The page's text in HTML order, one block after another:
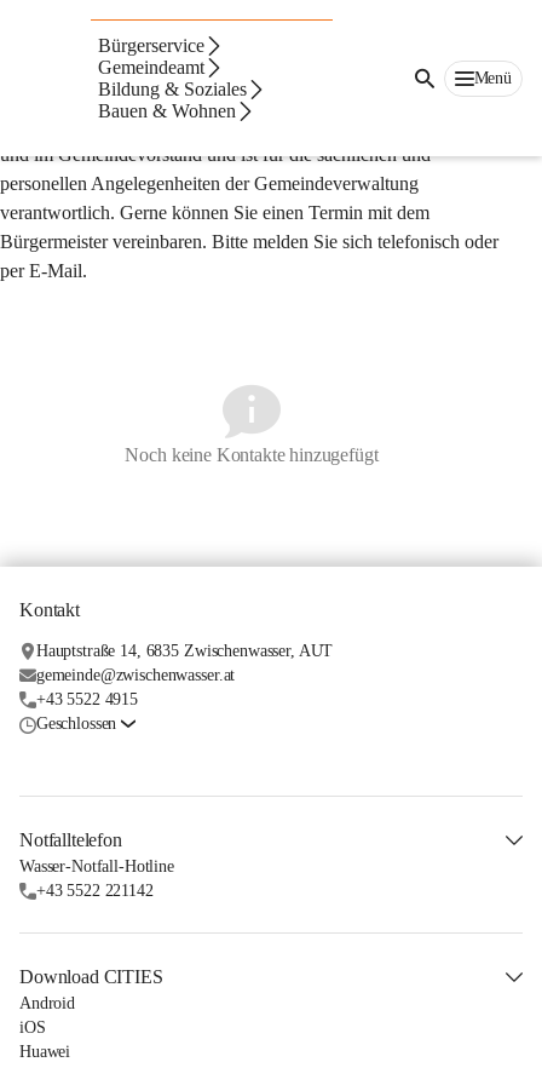
Bürgerservice
Gemeindeamt
Bildung & Soziales
Bauen & Wohnen
Menü
Bürgermeister
Der Bürgermeister wird direkt von den Gemeindebürgerinnen
und Gemeindebürgern gewählt. Er vertritt die Gemeinde nach
innen und außen, führt den Vorsitz in der Gemeindevertretung
und im Gemeindevorstand und ist für die sachlichen und
personellen Angelegenheiten der Gemeindeverwaltung
verantwortlich. Gerne können Sie einen Termin mit dem
Bürgermeister vereinbaren. Bitte melden Sie sich telefonisch oder
per E-Mail.
Noch keine Kontakte hinzugefügt
Kontakt
Hauptstraße 14, 6835 Zwischenwasser, AUT
gemeinde@zwischenwasser.at
+43 5522 4915
Geschlossen
Notfalltelefon
Wasser-Notfall-Hotline
+43 5522 221142
Download CITIES
Android
iOS
Huawei